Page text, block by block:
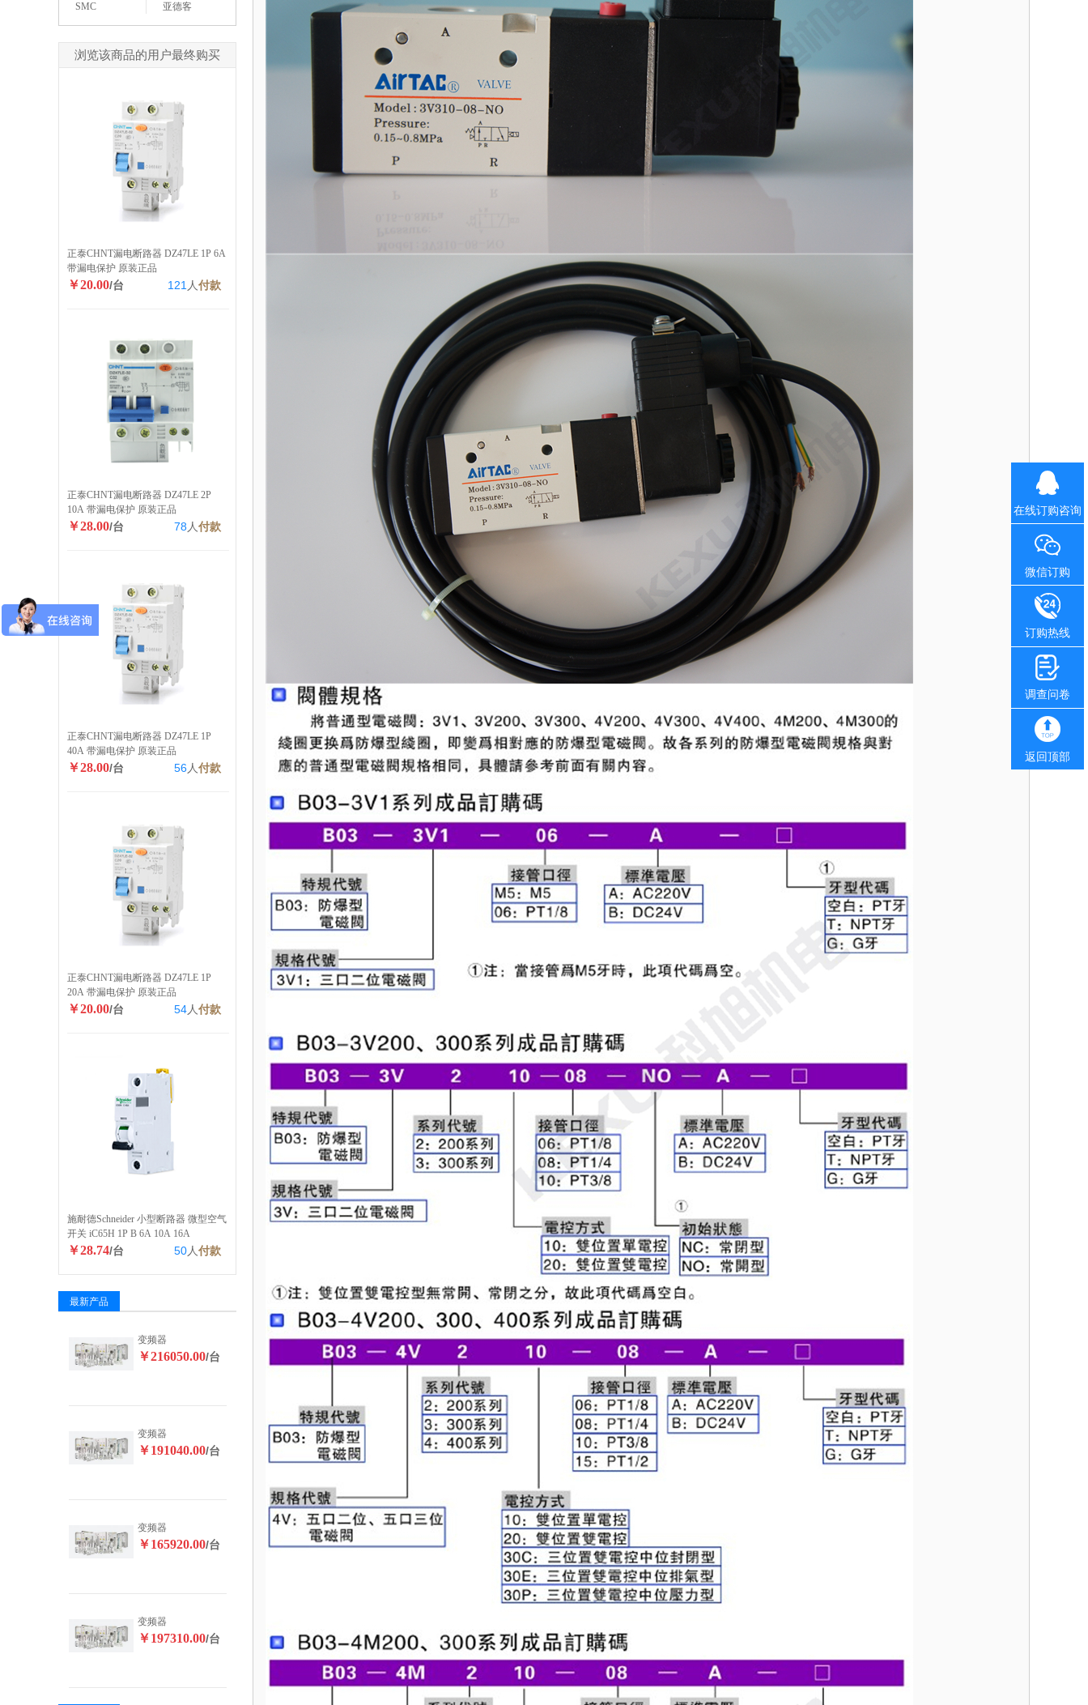
SMC 亚德客
浏览该商品的用户最终购买
正泰CHNT漏电断路器 DZ47LE 1P 6A
带漏电保护 原装正品
￥20.00/台 121 人付款
正泰CHNT漏电断路器 DZ47LE 2P
10A 带漏电保护 原装正品
￥28.00/台 78 人付款
正泰CHNT漏电断路器 DZ47LE 1P
40A 带漏电保护 原装正品
￥28.00/台 56人付款
正泰CHNT漏电断路器 DZ47LE 1P
20A 带漏电保护 原装正品
￥20.00/台 54人付款
施耐德Schneider 小型断路器 微型空气
开关 iC65H 1P B 6A 10A 16A
￥28.74/台 50人付款
最新产品
变频器
￥216050.00/台
变频器
￥191040.00/台
变频器
￥165920.00/台
变频器
￥197310.00/台
在线订购咨询
微信订购
订购热线
调查问卷
返回顶部